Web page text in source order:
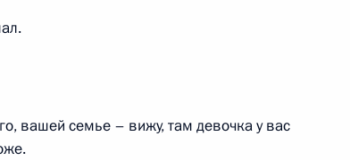
пунктов
вашей семье – вижу, там девочка у вас